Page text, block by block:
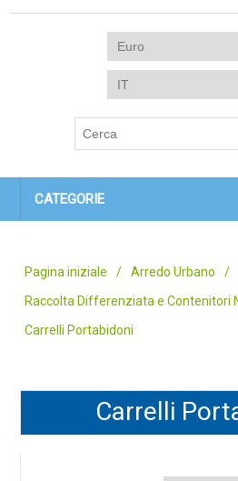
CATEGORIE
Pagina iniziale / Arredo Urbano
/
Raccolta Differenziata e Contenitori
Carrelli Portabidoni
Carrelli